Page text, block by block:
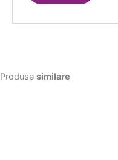
Produse similare